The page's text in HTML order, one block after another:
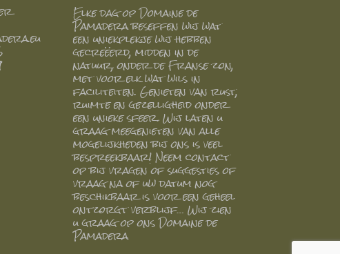
Elke dag op Domaine de
Pamadera beseffen wij wat
een uniekplekje wij hebben
gecreëerd, midden in de
natuur, onder de Franse zon,
met voor elk wat wils in
faciliteiten. Genieten van rust,
ruimte en gezelligheid onder
een unieke sfeer. Wij laten u
graag meegenieten van alle
mogelijkheden bij ons is veel
bespreekbaar! Neem contact
op bij vragen of suggesties of
vraag na of uw datum nog
beschikbaar is voor een geheel
ontzorgt verblijf… Wij zien
u graag op ons Domaine de
Pamadera